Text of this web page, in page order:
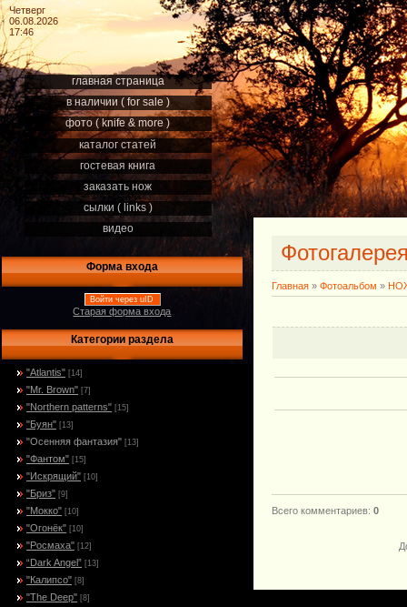
Четверг
06.08.2026
17:46
главная страница
в наличии ( for sale )
фото ( knife & more )
каталог статей
гостевая книга
заказать нож
сылки ( links )
видео
Форма входа
Войти через uID
Старая форма входа
Категории раздела
"Atlantis" [14]
"Mr. Brown" [7]
"Northern patterns" [15]
"Буян" [13]
"Осенняя фантазия" [13]
"Фантом" [15]
"Искрящий" [10]
"Бриз" [9]
"Мокко" [10]
"Огонёк" [10]
"Росмаха" [12]
“Dark Angel” [13]
"Калипсо" [8]
"The Deep" [8]
Главная » Фотоальбом »
Всего комментариев: 0